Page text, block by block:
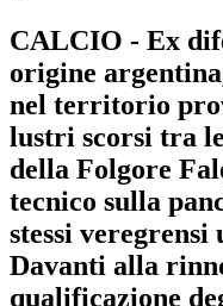
CALCIO - Ex
origine
nel territorio
lustri scorsi tra
della Folgore
tecnico sulla
stessi
Davanti alla
qualificazione